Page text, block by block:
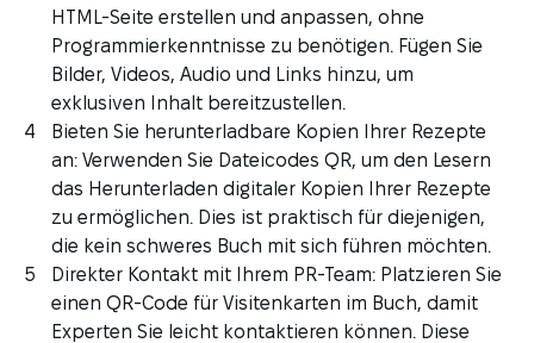
HTML-Seite erstellen und anpassen, ohne
Programmierkenntnisse zu benötigen. Fügen Sie
Bilder, Videos, Audio und Links hinzu, um
exklusiven Inhalt bereitzustellen.
Bieten Sie herunterladbare Kopien Ihrer Rezepte
an: Verwenden Sie Dateicodes QR, um den Lesern
das Herunterladen digitaler Kopien Ihrer Rezepte
zu ermöglichen. Dies ist praktisch für diejenigen,
die kein schweres Buch mit sich führen möchten.
Direkter Kontakt mit Ihrem PR-Team: Platzieren Sie
einen QR-Code für Visitenkarten im Buch, damit
Experten Sie leicht kontaktieren können. Diese